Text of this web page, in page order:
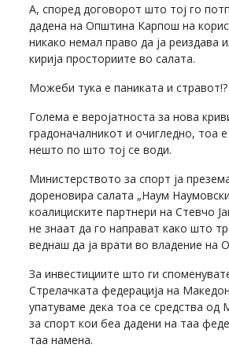
А, според договорот што тој го
дадена на Општина Карпош на
никако немал право да ја реиздава
кирија просториите во салата.
Можеби тука е паниката и стравот!?
Голема е веројатноста за нова
градоначалникот и очигледно, тоа
нешто по што тој се води.
Министерството за спорт ја
дореновира салата „Наум
коалициските партнери на Стевчо
не знаат да го направат како што
веднаш да ја врати во владение на
За инвестициите што ги
Стрелачката федерација на
упатуваме дека тоа се средства од
за спорт кои беа дадени на таа
таа намена.